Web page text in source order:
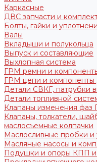
Каркасные
ДВС запчасти и
Болты, гайки и
Валы
Вкладыши и полукольца
Выпуск и составляющие
Выхлопная система
ГРМ ремни и
ГРМ цепи и компоненты
Детали СВКГ, патрубки
Детали топливной
Клапаны изменения фаз
Клапаны, толкатели,
маслосъемные колпачки
Маслосливные пробки и
Масляные насосы и
Подушки и опоры КПП и